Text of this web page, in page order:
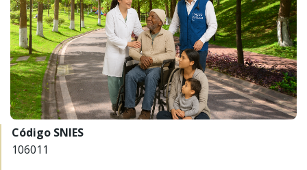
Código SNIES
106011